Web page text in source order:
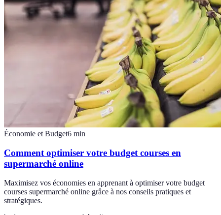
Économie et Budget6 min
Comment optimiser votre budget courses en
supermarché online
Maximisez vos économies en apprenant à optimiser votre budget
courses supermarché online grâce à nos conseils pratiques et
stratégiques.